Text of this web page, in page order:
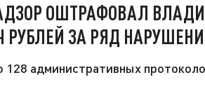
ОШТРАФОВАЛ
РУБЛЕЙ ЗА РЯД
128 административных